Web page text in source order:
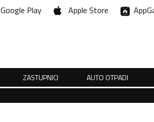
Google Play Apple Store
ZASTUPNICI AUTO OTPADI